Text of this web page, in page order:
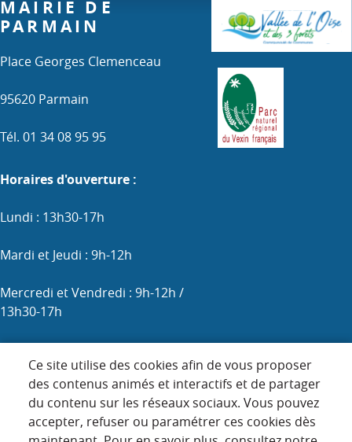
Ce site utilise des cookies afin de vous proposer
des contenus animés et interactifs et de partager
du contenu sur les réseaux sociaux. Vous pouvez
accepter, refuser ou paramétrer ces cookies dès
MAIRIE DE
PARMAIN
Place Georges Clemenceau
95620 Parmain
Tél. 01 34 08 95 95
Horaires d'ouverture :
Lundi : 13h30-17h
Mardi et Jeudi : 9h-12h
Mercredi et Vendredi : 9h-12h /
13h30-17h
Menu
ACCUEIL